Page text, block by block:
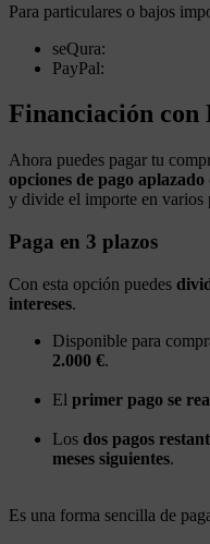
Para particulares o bajos
seQura:
PayPal:
Financiación con
Ahora puedes pagar tu
opciones de pago aplazado
y divide el importe en varios
Paga en 3 plazos
Con esta opción puedes
intereses.
Disponible para
2.000 €.
El primer pago se
Los dos pagos
meses siguientes.
Es una forma sencilla de